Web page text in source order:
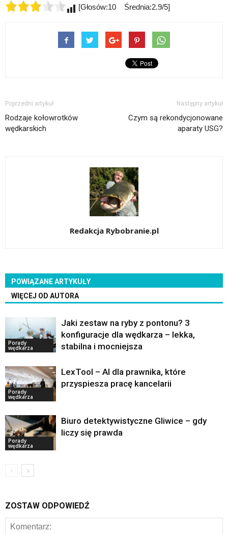
[Głosów:10 Średnia:2.9/5]
Poprzedni artykuł
Rodzaje kołowrotków
wędkarskich
Następny artykuł
Czym są rekondycjonowane
aparaty USG?
Redakcja Rybobranie.pl
POWIĄZANE ARTYKUŁY
WIĘCEJ OD AUTORA
Porady
wędkarza
Jaki zestaw na ryby z pontonu? 3
konfiguracje dla wędkarza – lekka,
stabilna i mocniejsza
Porady
wędkarza
LexTool – AI dla prawnika, które
przyspiesza pracę kancelarii
Porady
wędkarza
Biuro detektywistyczne Gliwice – gdy
liczy się prawda
ZOSTAW ODPOWIEDŹ